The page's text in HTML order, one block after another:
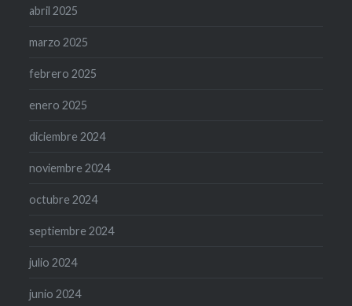
abril 2025
marzo 2025
febrero 2025
enero 2025
diciembre 2024
noviembre 2024
octubre 2024
septiembre 2024
julio 2024
junio 2024